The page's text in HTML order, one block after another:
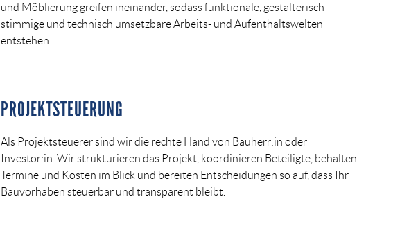
und Möblierung greifen ineinander, sodass funktionale, gestalterisch
stimmige und technisch umsetzbare Arbeits- und Aufenthaltswelten
entstehen.
PROJEKTSTEUERUNG
Als Projektsteuerer sind wir die rechte Hand von Bauherr:in oder
Investor:in. Wir strukturieren das Projekt, koordinieren Beteiligte, behalten
Termine und Kosten im Blick und bereiten Entscheidungen so auf, dass Ihr
Bauvorhaben steuerbar und transparent bleibt.